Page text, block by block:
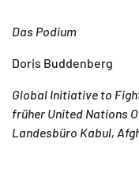
Das Podium
Doris Buddenberg
Global Initiative to
früher United Nations
Landesbüro Kabul,